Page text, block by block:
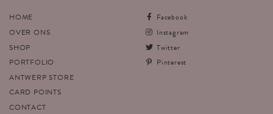
HOME
OVER ONS
SHOP
PORTFOLIO
ANTWERP STORE
CARD POINTS
CONTACT
Facebook
Instagram
Twitter
Pinterest